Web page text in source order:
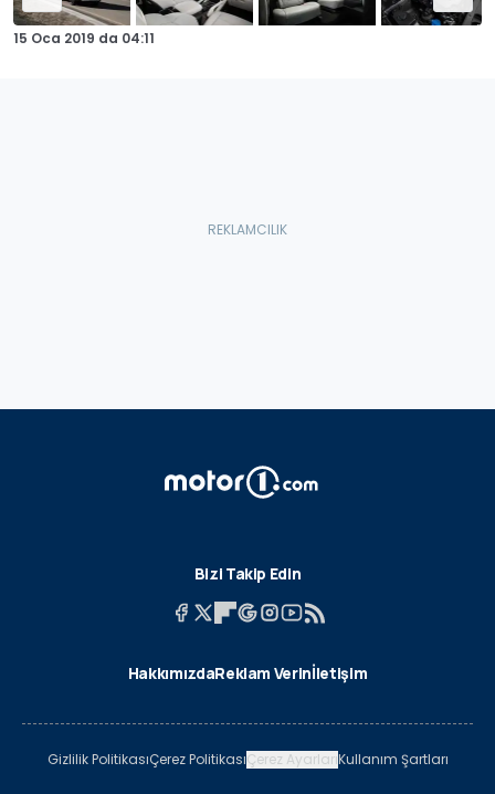
15 Oca 2019 da 04:11
Bizi Takip Edin
HakkımızdaReklam Verinİletişim
Gizlilik PolitikasıÇerez PolitikasıÇerez AyarlarıKullanım Şartları